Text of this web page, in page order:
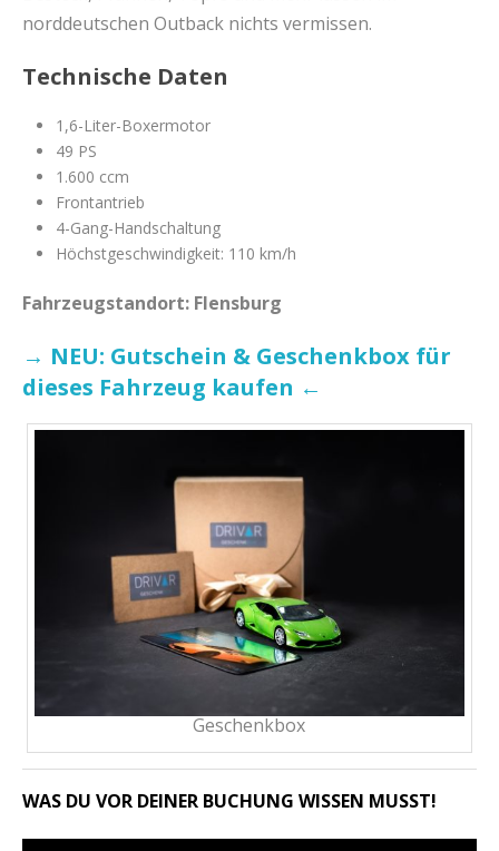
norddeutschen Outback nichts vermissen.
Technische Daten
1,6-Liter-Boxermotor
49 PS
1.600 ccm
Frontantrieb
4-Gang-Handschaltung
Höchstgeschwindigkeit: 110 km/h
Fahrzeugstandort: Flensburg
→ NEU: Gutschein & Geschenkbox für
dieses Fahrzeug kaufen ←
Geschenkbox
WAS DU VOR DEINER BUCHUNG WISSEN MUSST!